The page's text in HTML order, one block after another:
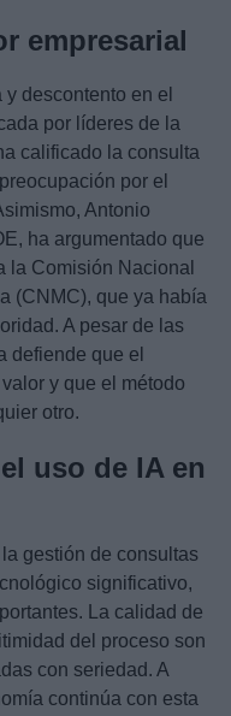
empresarial
descontento en el
por líderes de la
calificado la consulta
por el
Antonio
ha argumentado que
la Comisión Nacional
(CNMC), que ya había
A pesar de las
defiende que el
y que el método
otro.
uso de IA en
gestión de consultas
significativo,
La calidad de
del proceso son
con seriedad. A
continúa con esta